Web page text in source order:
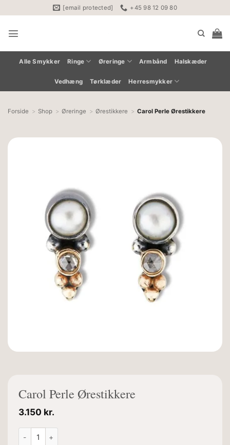
til
indhold
[email protected] +45 98 12 09 80
Alle Smykker Ringe Øreringe Armbånd Halskæder
Vedhæng Tørklæder Herresmykker
Forside Shop Øreringe Ørestikkere Carol Perle Ørestikkere
Carol Perle Ørestikkere
3.150 kr.
Carol Perle Ørestikkere antal